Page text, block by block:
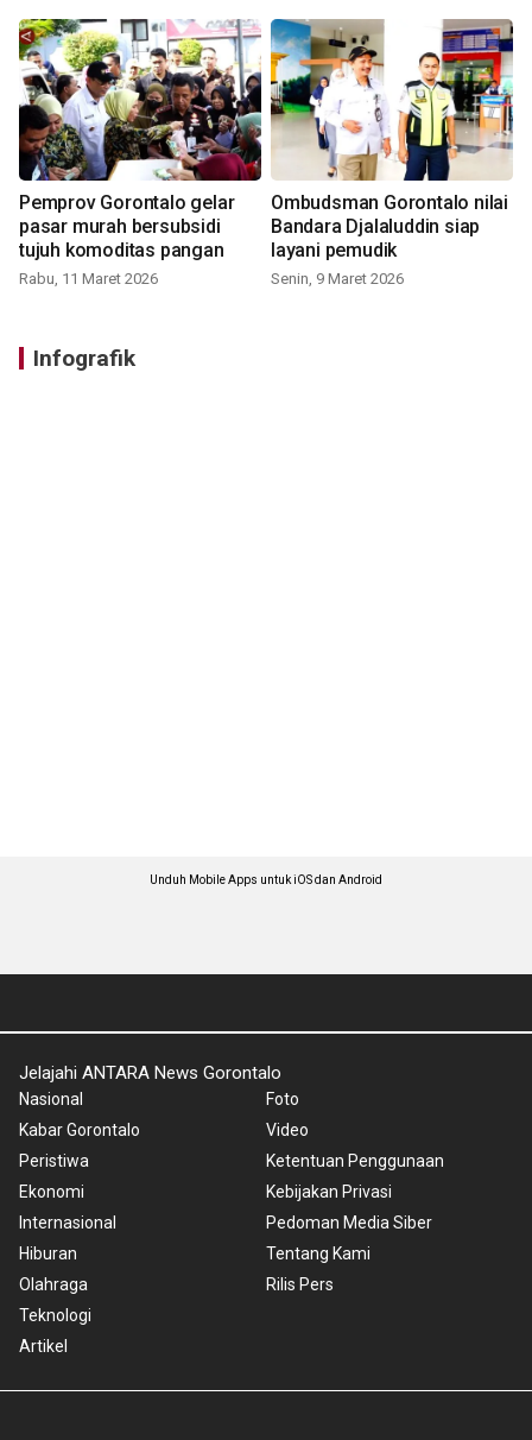
Pemprov Gorontalo gelar
pasar murah bersubsidi
tujuh komoditas pangan
Rabu, 11 Maret 2026
Ombudsman Gorontalo nilai
Bandara Djalaluddin siap
layani pemudik
Senin, 9 Maret 2026
Infografik
Unduh Mobile Apps untuk iOS dan Android
Jelajahi ANTARA News Gorontalo
Nasional
Kabar Gorontalo
Peristiwa
Ekonomi
Internasional
Hiburan
Olahraga
Teknologi
Artikel
Foto
Video
Ketentuan Penggunaan
Kebijakan Privasi
Pedoman Media Siber
Tentang Kami
Rilis Pers